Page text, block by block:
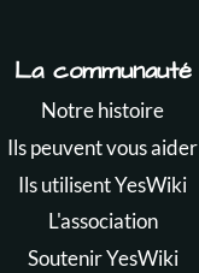
La communauté
Notre histoire
Ils peuvent vous aider
Ils utilisent YesWiki
L'association
Soutenir YesWiki